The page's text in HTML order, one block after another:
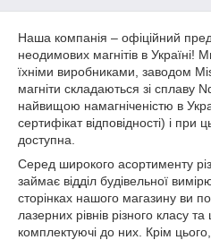
Наша компанія – офіційний
неодимових магнітів в
їхніми виробниками, заводом
магніти складаються зі сплаву
найвищою намагніченістю в
сертифікат відповідності) і при
доступна.
Серед широкого асортименту
займає відділ будівельної
сторінках нашого магазину ви
лазерних рівнів різного класу та
комплектуючі до них. Крім